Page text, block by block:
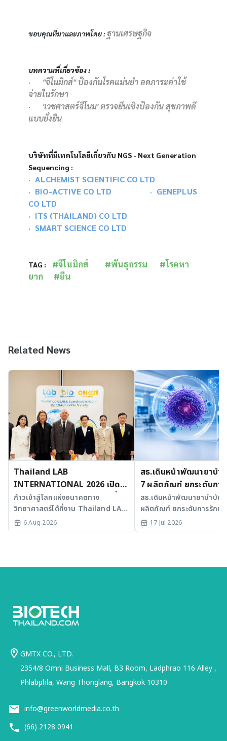
ขอบคุณที่มาและภาพโดย : ฐานเศรษฐกิจ
บทความที่เกี่ยวข้อง :
· "จีโนมิกส์" ป้องกันโรคแม่นยำ ลดภาระค่าใช้
จ่ายในรักษา
· 'เวชศาสตร์จีโนม' ตรวจยีนเชิงป้องกัน สุขภาพดี
แบบยั่งยืน
บริษัทที่มีเทคโนโลยีเกี่ยวกับ NGS - Next Generation
Sequencing :
· ALCHEMIST SCIENTIFIC CO LTD
· BIO-ACTIVE CO LTD · GENEPLUS
CO LTD
· ITS (THAILAND) CO LTD
· SMART SCIENCE CO LTD
TAG : #จีโนมิกส์ #พันธุกรรม
#โรคหา
ยาก
#ยีน
Related News
Thailand LAB
INTERNATIONAL 2026 เปิด
เวที AI รวม 3 งานใหญ่ ขับเคลื่อน
ไทยสู่ศูนย์กลางนวัตกรรมอาเซียน
ก้าวเข้าสู่โลกแห่งอนาคตทาง
วิทยาศาสตร์ได้ที่งาน Thailand LAB
INTERNATIONAL 2026
6 Aug 2026
สธ.เดินหน้าพัฒนายาบำ
7 ผลิตภัณฑ์ ยกระดับกา
มะเร็งและ SLE
สธ.เดินหน้าพัฒนายาบำบัด
ผลิตภัณฑ์ ยกระดับการรักษา
SLE พร้อมเร่ง Medical AI
ประเทศไทย
17 Jul 2026
GMTX CO., LTD.
2354/8 Omni Business Mall, B3 Room, Ladphrao 116 Alley ,
Phlabphla, Wang Thonglang, Bangkok 10310
info@greenworldmedia.co.th
(66) 2128 0941